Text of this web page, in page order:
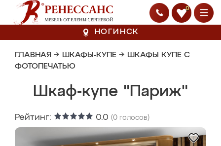
0
НОГИНСК
ГЛАВНАЯ → ШКАФЫ-КУПЕ → ШКАФЫ КУПЕ С
ФОТОПЕЧАТЬЮ
Шкаф-купе "Париж"
Рейтинг: 0.0 (0 голосов)